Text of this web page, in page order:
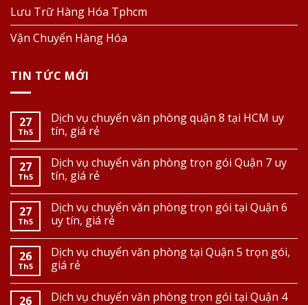
Lưu Trữ Hàng Hóa Tphcm
Vận Chuyển Hàng Hóa
TIN TỨC MỚI
27
Th5
Dịch vụ chuyển văn phòng quận 8 tại HCM uy
tín, giá rẻ
27
Th5
Dịch vụ chuyển văn phòng trọn gói Quận 7 uy
tín, giá rẻ
27
Th5
Dịch vụ chuyển văn phòng trọn gói tại Quận 6
uy tín, giá rẻ
26
Th5
Dịch vụ chuyển văn phòng tại Quận 5 trọn gói,
giá rẻ
26
Dịch vụ chuyển văn phòng trọn gói tại Quận 4